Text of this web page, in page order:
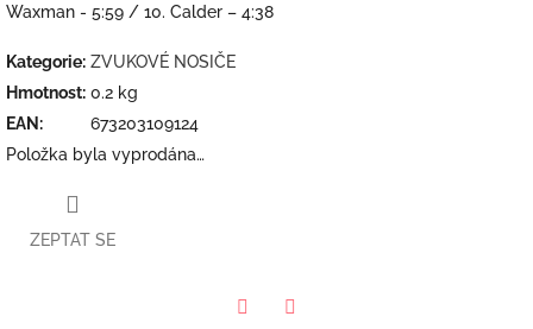
Waxman - 5:59 / 10. Calder – 4:38
Kategorie: ZVUKOVÉ NOSIČE
Hmotnost: 0.2 kg
EAN :
673203109124
Položka byla vyprodána…
ZEPTAT SE